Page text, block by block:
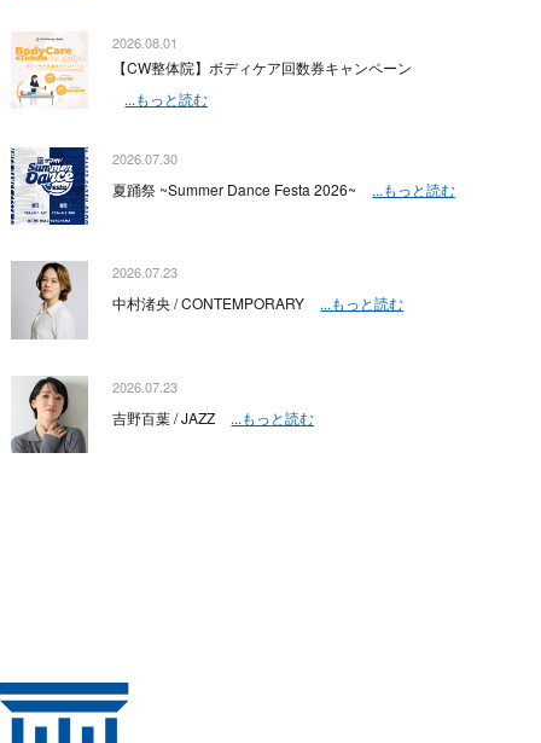
2026.08.01
【CW整体院】ボディケア回数券キャンペーン
...もっと読む
2026.07.30
夏踊祭 ~Summer Dance Festa 2026~ ...もっと読む
2026.07.23
中村渚央 / CONTEMPORARY ...もっと読む
2026.07.23
吉野百葉 / JAZZ ...もっと読む